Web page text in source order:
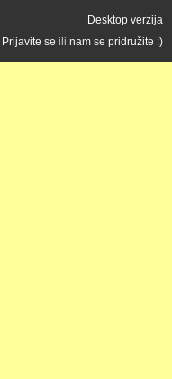
Desktop verzija
Prijavite se ili nam se pridružite :)